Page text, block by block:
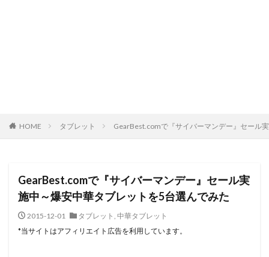
HOME タブレット GearBest.comで『サイバーマンデー』セール
GearBest.comで『サイバーマンデー』セール実
施中～爆安中華タブレットを5台選んでみた
2015-12-01 タブレット , 中華タブレット
*当サイトはアフィリエイト広告を利用しています。